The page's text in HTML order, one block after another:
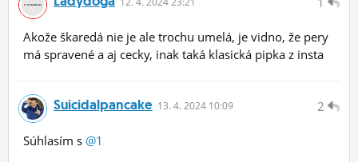
Akože škaredá nie je ale trochu umelá, je vidno, že pery
má spravené a aj cecky, inak taká klasická pipka z insta
2
Suicidalpancake 13. 4. 2024 10:09
Súhlasím s @1